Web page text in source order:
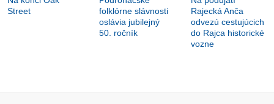
Street
folklórne slávnosti
oslávia jubilejný
50. ročník
Rajecká Anča
odvezú cestujúcich
do Rajca historické
vozne